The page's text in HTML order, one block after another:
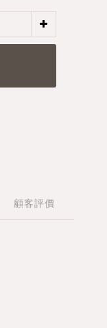
顧客評價